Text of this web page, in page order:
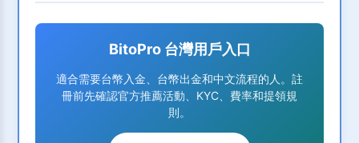
BitoPro 台灣用戶入口
適合需要台幣入金、台幣出金和中文流程的人。註
冊前先確認官方推薦活動、KYC、費率和提領規
則。